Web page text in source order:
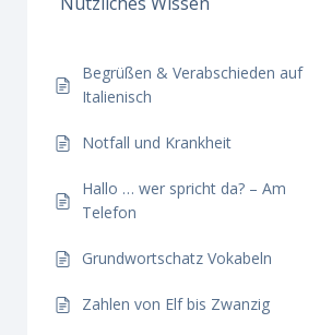
Begrüßen & Verabschieden auf
Italienisch
Notfall und Krankheit
Hallo … wer spricht da? – Am
Telefon
Grundwortschatz Vokabeln
Zahlen von Elf bis Zwanzig